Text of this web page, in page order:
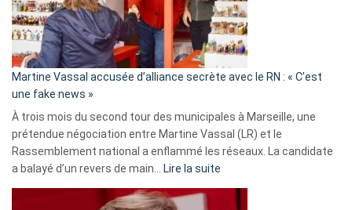
Algérie
Martine Vassal accusée d’alliance secrète avec le RN : « C’est
une fake news »
À trois mois du second tour des municipales à Marseille, une
prétendue négociation entre Martine Vassal (LR) et le
Rassemblement national a enflammé les réseaux. La candidate
a balayé d’un revers de main… Lire la suite
Martine
Vassal